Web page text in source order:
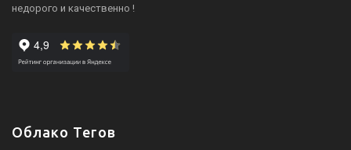
недорого и качественно !
Облако Тегов